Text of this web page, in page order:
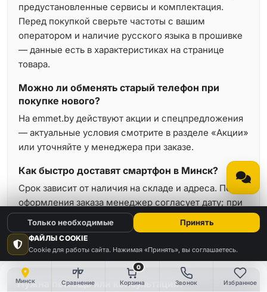
Минск Сравнение
0
Корзина Звонок Избранное
предустановленные сервисы и комплектация.
Перед покупкой сверьте частоты с вашим
оператором и наличие русского языка в прошивке
— данные есть в характеристиках на странице
товара.
Можно ли обменять старый телефон при
покупке нового?
На emmet.by действуют акции и спецпредложения
— актуальные условия смотрите в разделе «Акции»
или уточняйте у менеджера при заказе.
Как быстро доставят смартфон в Минск?
Срок зависит от наличия на складе и адреса. После
оформления заказа менеджер согласует дату; при
статусе «в наличии» отправка обычно занимает
минимальное время.
Нужна помощь или консультация?
ФАЙЛЫ COOKIE
Cookie для работы сайта. Нажимая «Принять», вы соглашаетесь.
Только необходимые Принять